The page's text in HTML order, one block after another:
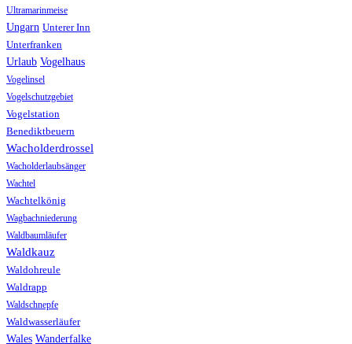
Ultramarinmeise
Ungarn Unterer Inn
Unterfranken
Urlaub Vogelhaus
Vogelinsel
Vogelschutzgebiet
Vogelstation
Benediktbeuern
Wacholderdrossel
Wacholderlaubsänger
Wachtel
Wachtelkönig
Wagbachniederung
Waldbaumläufer
Waldkauz
Waldohreule
Waldrapp
Waldschnepfe
Waldwasserläufer
Wales Wanderfalke